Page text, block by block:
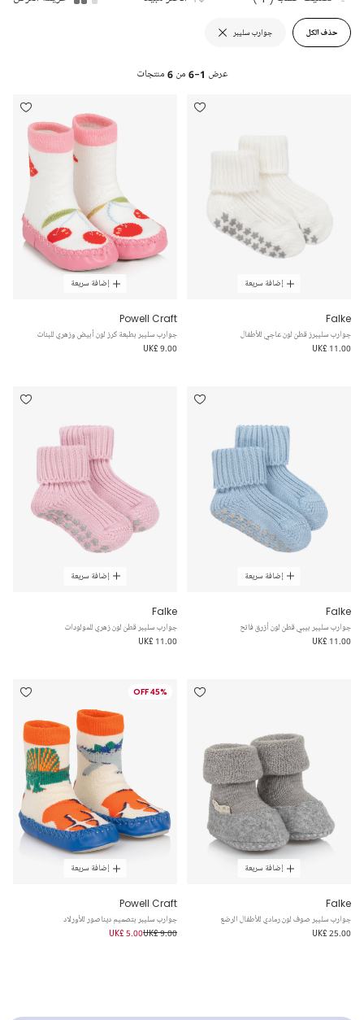
حذف الكل جوارب سليبر
عرض 1-6 من 6 منتجات
إضافة سريعة
Falke
جوارب سليبرز قطن لون عاجي للأطفال
UK£ 11.00
إضافة سريعة
Powell Craft
جوارب سليبر بطبعة كرز لون أبيض وزهري للبنات
UK£ 9.00
إضافة سريعة
Falke
جوارب سليبر بيبي قطن لون أزرق فاتح
UK£ 11.00
إضافة سريعة
Falke
جوارب سليبر قطن لون زهري للمولودات
UK£ 11.00
إضافة سريعة
Falke
جوارب سليبر صوف لون رمادي للأطفال الرضع
UK£ 25.00
45% OFF
إضافة سريعة
Powell Craft
جوارب سليبر بتصميم ديناصور للأورلاد
UK£ 9.00
UK£ 5.00